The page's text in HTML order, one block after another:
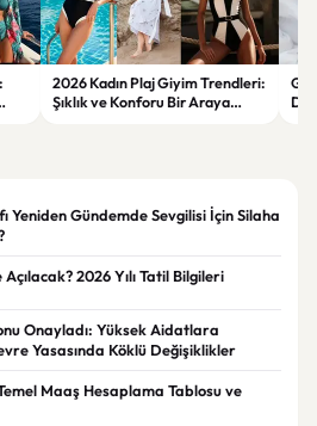
2026 Kadın Plaj Giyim Trendleri:
Şıklık ve Konforu Bir Araya
Yeniden Gündemde Sevgilisi İçin Silaha
2026 Yılı Tatil Bilgileri
Onayladı: Yüksek Aidatlara
Yasasında Köklü Değişiklikler
Maaş Hesaplama Tablosu ve